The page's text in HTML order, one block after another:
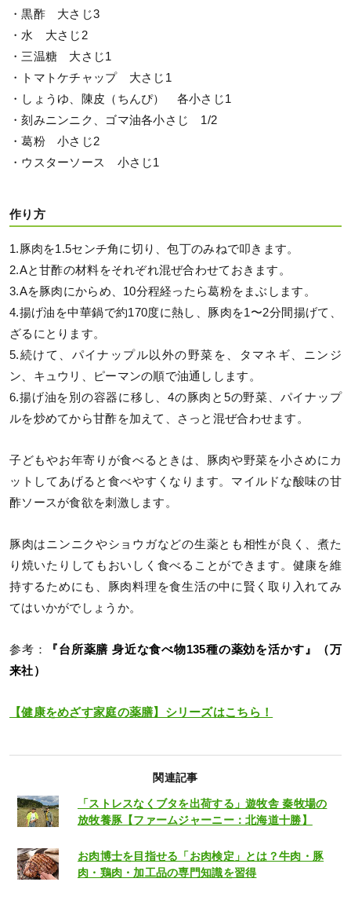
・黒酢 大さじ3
・水 大さじ2
・三温糖 大さじ1
・トマトケチャップ 大さじ1
・しょうゆ、陳皮（ちんぴ） 各小さじ1
・刻みニンニク、ゴマ油各小さじ 1/2
・葛粉 小さじ2
・ウスターソース 小さじ1
作り方
1.豚肉を1.5センチ角に切り、包丁のみねで叩きます。
2.Aと甘酢の材料をそれぞれ混ぜ合わせておきます。
3.Aを豚肉にからめ、10分程経ったら葛粉をまぶします。
4.揚げ油を中華鍋で約170度に熱し、豚肉を1〜2分間揚げて、
ざるにとります。
5.続けて、パイナップル以外の野菜を、タマネギ、ニンジ
ン、キュウリ、ピーマンの順で油通しします。
6.揚げ油を別の容器に移し、4の豚肉と5の野菜、パイナップ
ルを炒めてから甘酢を加えて、さっと混ぜ合わせます。
子どもやお年寄りが食べるときは、豚肉や野菜を小さめにカ
ットしてあげると食べやすくなります。マイルドな酸味の甘
酢ソースが食欲を刺激します。
豚肉はニンニクやショウガなどの生薬とも相性が良く、煮た
り焼いたりしてもおいしく食べることができます。健康を維
持するためにも、豚肉料理を食生活の中に賢く取り入れてみ
てはいかがでしょうか。
参考：
『台所薬膳 身近な食べ物135種の薬効を活かす』（万
来社）
【健康をめざす家庭の薬膳】シリーズはこちら！
関連記事
「ストレスなくブタを出荷する」遊牧舎 秦牧場の
放牧養豚【ファームジャーニー：北海道十勝】
お肉博士を目指せる「お肉検定」とは？牛肉・豚
肉・鶏肉・加工品の専門知識を習得